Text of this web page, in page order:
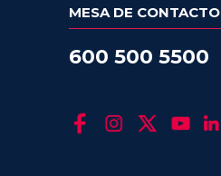
MESA DE CONTACTO
600 500 5500